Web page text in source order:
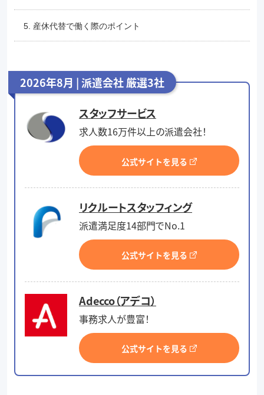
5. 産休代替で働く際のポイント
2026年8月 | 派遣会社 厳選3社
スタッフサービス
求人数16万件以上の派遣会社！
公式サイトを見る
リクルートスタッフィング
派遣満足度14部門でNo.1
公式サイトを見る
Adecco（アデコ）
事務求人が豊富！
公式サイトを見る